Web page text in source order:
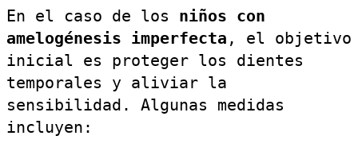
En el caso de los niños con
amelogénesis imperfecta , el objetivo
inicial es proteger los dientes
temporales y aliviar la
sensibilidad. Algunas medidas
incluyen: